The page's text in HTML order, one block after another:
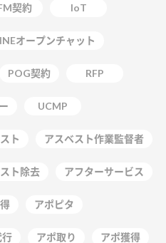
契約 IoT
オープンチャット
POG契約 RFP
UCMP
ト アスベスト作業監督者
ト除去 アフターサービス
アポピタ
行 アポ取り アポ獲得